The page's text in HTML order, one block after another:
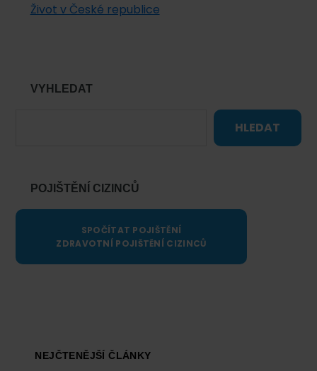
Život v České republice
VYHLEDAT
HLEDAT
POJIŠTĚNÍ CIZINCŮ
SPOČÍTAT POJIŠTĚNÍ
ZDRAVOTNÍ POJIŠTĚNÍ CIZINCŮ
FooterNEJČTENĚJŠÍ ČLÁNKY